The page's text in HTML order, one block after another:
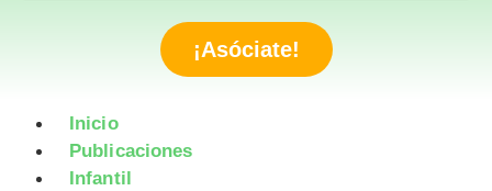
¡Asóciate!
Inicio
Publicaciones
Infantil